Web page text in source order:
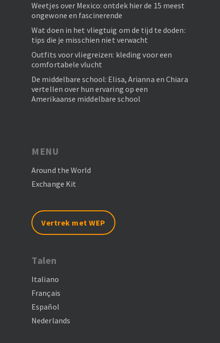
Weetjes over Mexico: ontdek hier de 15 meest
ongewone en fascinerende
Wat doen in het vliegtuig om de tijd te doden:
tips die je misschien niet verwacht
Outfits voor vliegreizen: kleding voor een
comfortabele vlucht
De middelbare school: Elisa, Arianna en Chiara
vertellen over hun ervaring op een
Amerikaanse middelbare school
MENU
Around the World
Exchange Kit
Vertrek met WEP
Talen
Italiano
Français
Español
Nederlands